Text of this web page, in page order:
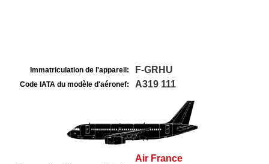
Immatriculation de l'appareil: F-GRHU
Code IATA du modèle d'aéronef: A319 111
Air France